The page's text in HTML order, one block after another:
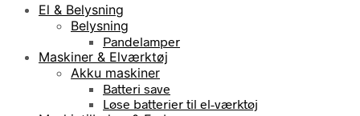
El & Belysning
Belysning
Pandelamper
Maskiner & Elværktøj
Akku maskiner
Batteri save
Løse batterier til el-værktøj